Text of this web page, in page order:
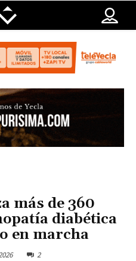
más de 360
diabética
en marcha
2